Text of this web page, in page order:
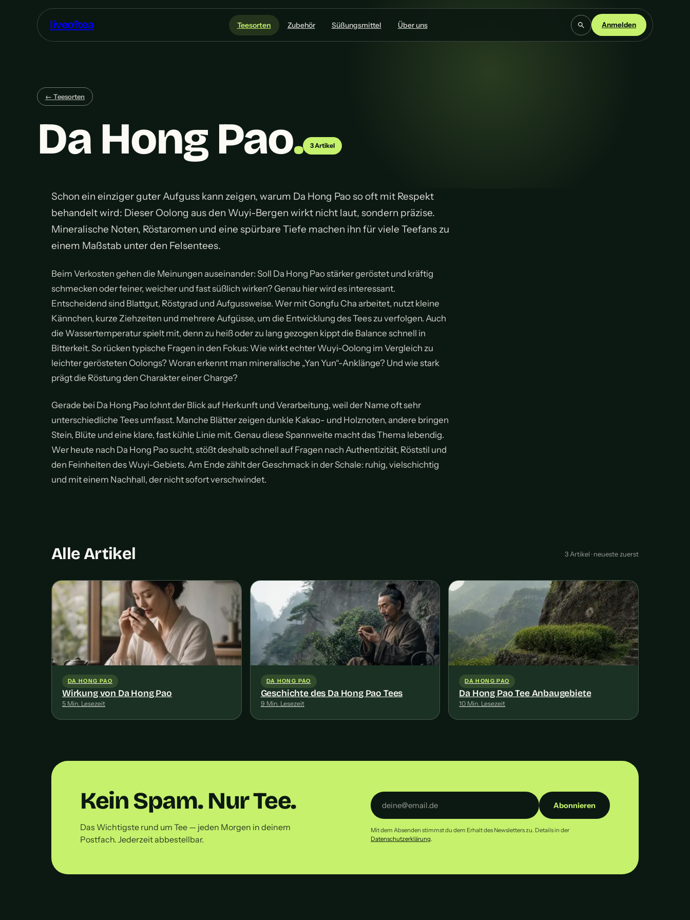
liveoftea Teesorten Zubehör Süßungsmittel Über uns Anmelden
← Teesorten
Da Hong Pao. 3 Artikel
Schon ein einziger guter Aufguss kann zeigen, warum Da Hong Pao so oft mit Respekt
behandelt wird: Dieser Oolong aus den Wuyi-Bergen wirkt nicht laut, sondern präzise.
Mineralische Noten, Röstaromen und eine spürbare Tiefe machen ihn für viele Teefans zu
einem Maßstab unter den Felsentees.
Beim Verkosten gehen die Meinungen auseinander: Soll Da Hong Pao stärker geröstet und kräftig
schmecken oder feiner, weicher und fast süßlich wirken? Genau hier wird es interessant.
Entscheidend sind Blattgut, Röstgrad und Aufgussweise. Wer mit Gongfu Cha arbeitet, nutzt kleine
Kännchen, kurze Ziehzeiten und mehrere Aufgüsse, um die Entwicklung des Tees zu verfolgen. Auch
die Wassertemperatur spielt mit, denn zu heiß oder zu lang gezogen kippt die Balance schnell in
Bitterkeit. So rücken typische Fragen in den Fokus: Wie wirkt echter Wuyi-Oolong im Vergleich zu
leichter gerösteten Oolongs? Woran erkennt man mineralische „Yan Yun“-Anklänge? Und wie stark
prägt die Röstung den Charakter einer Charge?
Gerade bei Da Hong Pao lohnt der Blick auf Herkunft und Verarbeitung, weil der Name oft sehr
unterschiedliche Tees umfasst. Manche Blätter zeigen dunkle Kakao- und Holznoten, andere bringen
Stein, Blüte und eine klare, fast kühle Linie mit. Genau diese Spannweite macht das Thema lebendig.
Wer heute nach Da Hong Pao sucht, stößt deshalb schnell auf Fragen nach Authentizität, Röststil und
den Feinheiten des Wuyi-Gebiets. Am Ende zählt der Geschmack in der Schale: ruhig, vielschichtig
und mit einem Nachhall, der nicht sofort verschwindet.
Alle Artikel 3 Artikel · neueste zuerst
DA HONG PAO
Wirkung von Da Hong Pao
5 Min. Lesezeit
DA HONG PAO
Geschichte des Da Hong Pao Tees
9 Min. Lesezeit
DA HONG PAO
Da Hong Pao Tee Anbaugebiete
10 Min. Lesezeit
Kein Spam. Nur Tee.
Das Wichtigste rund um Tee — jeden Morgen in deinem
Postfach. Jederzeit abbestellbar.
Abonnieren
Mit dem Absenden stimmst du dem Erhalt des Newsletters zu. Details in der
Datenschutzerklärung.